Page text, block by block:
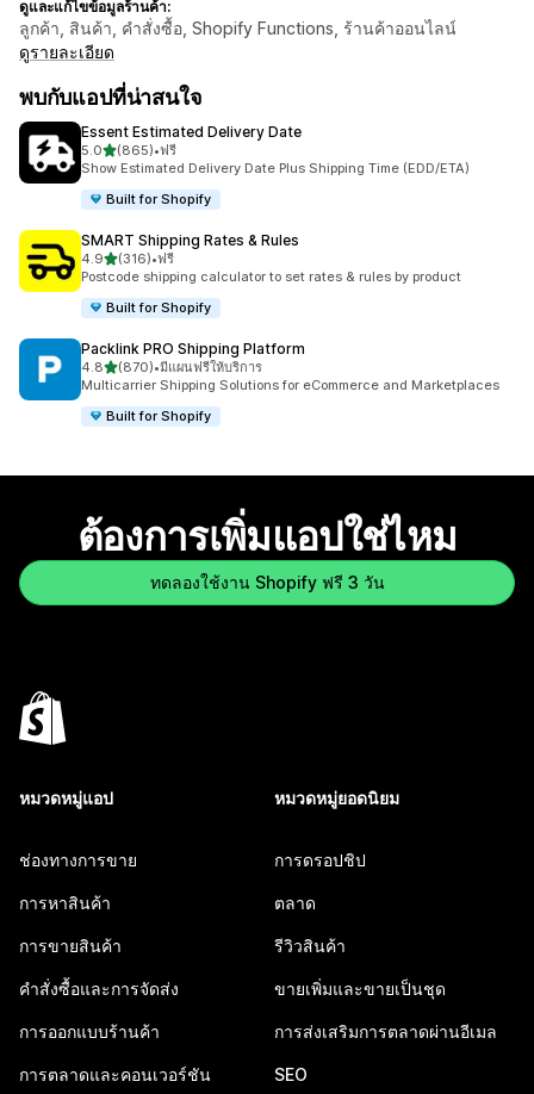
ดูและแก้ไขข้อมูลร้านค้า:
ลูกค้า, สินค้า, คำสั่งซื้อ, Shopify Functions, ร้านค้าออนไลน์
ดูรายละเอียด
พบกับแอปที่น่าสนใจ
Essent Estimated Delivery Date
5.0เต็ม 5 ดาว
(865)
ทั้งหมด 865 รีวิว
•ฟรี
Show Estimated Delivery Date Plus Shipping Time (EDD/ETA)
Built for Shopify
SMART Shipping Rates & Rules
4.9เต็ม 5 ดาว
(316)
ทั้งหมด 316 รีวิว
•ฟรี
Postcode shipping calculator to set rates & rules by product
Built for Shopify
Packlink PRO Shipping Platform
4.8เต็ม 5 ดาว
(870)
ทั้งหมด 870 รีวิว
•มีแผนฟรีให้บริการ
Multicarrier Shipping Solutions for eCommerce and Marketplaces
Built for Shopify
ต้องการเพิ่มแอปใช่ไหม
ทดลองใช้งาน Shopify ฟรี 3 วัน
หมวดหมู่แอป
ช่องทางการขาย
การหาสินค้า
การขายสินค้า
คำสั่งซื้อและการจัดส่ง
การออกแบบร้านค้า
การตลาดและคอนเวอร์ชัน
หมวดหมู่ยอดนิยม
การดรอปชิป
ตลาด
รีวิวสินค้า
ขายเพิ่มและขายเป็นชุด
การส่งเสริมการตลาดผ่านอีเมล
SEO